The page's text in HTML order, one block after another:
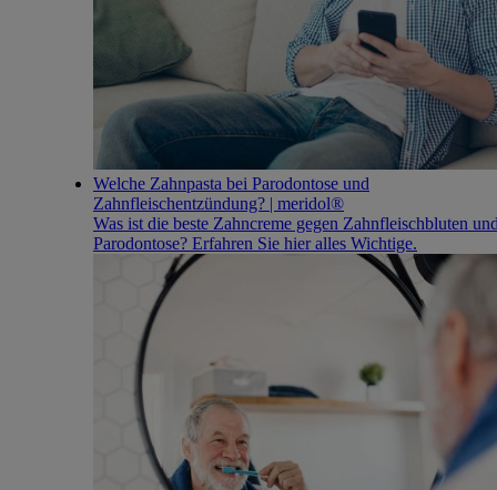
Welche Zahnpasta bei Parodontose und
Zahnfleischentzündung? | meridol®
Was ist die beste Zahncreme gegen Zahnfleischbluten
Parodontose? Erfahren Sie hier alles Wichtige.